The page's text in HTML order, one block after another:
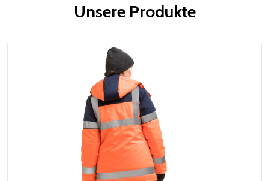
Unsere Produkte